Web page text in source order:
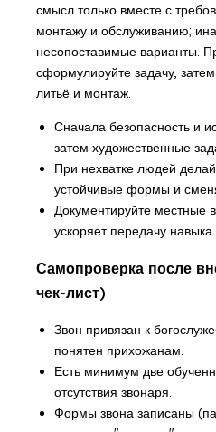
смысл только вместе с
монтажу и обслуживанию;
несопоставимые варианты.
сформулируйте задачу,
литьё и монтаж.
Сначала безопасность и
затем художественные
При нехватке людей
устойчивые формы и
Документируйте местные
ускоряет передачу навыка.
Самопроверка после
чек-лист)
Звон привязан к
понятен прихожанам.
Есть минимум две
отсутствия звонаря.
Формы звона записаны